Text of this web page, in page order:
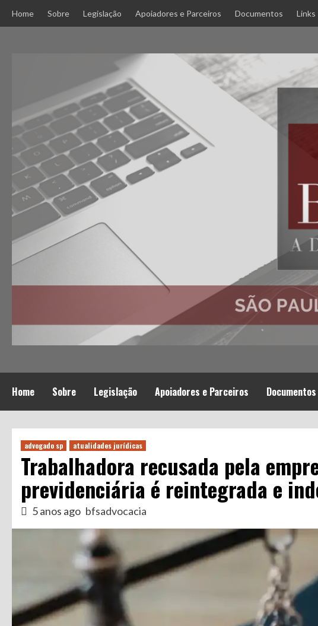
Home Sobre Legislação Apoiadores e Parceiros Documentos Links
Home Sobre Legislação Apoiadores e Parceiros Documentos
advogado sp atualidades jurídicas
Trabalhadora recusada pela
previdenciária é reintegrada e
5 anos ago bfsadvocacia